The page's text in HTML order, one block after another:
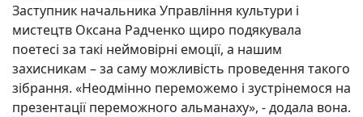
Заступник начальника Управління культури і
мистецтв Оксана Радченко щиро подякувала
поетесі за такі неймовірні емоції, а нашим
захисникам – за саму можливість проведення такого
зібрання. «Неодмінно переможемо і зустрінемося на
презентації переможного альманаху», - додала вона.